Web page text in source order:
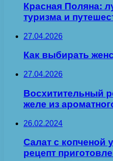
Красная Поляна:
туризма и
27.04.2026
Как выбирать
27.04.2026
Восхитительный
желе из
26.02.2024
Салат с копченой
рецепт